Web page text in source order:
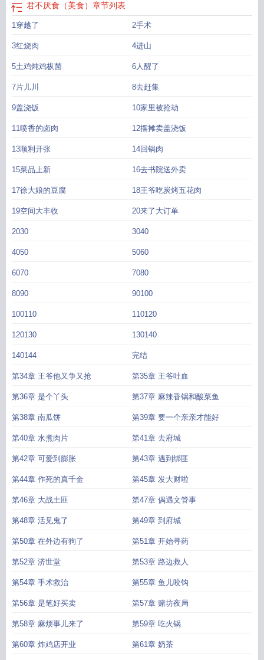
君不厌食（美食） 章节列表
1穿越了 2手术
3红烧肉 4进山
5土鸡炖鸡枞菌 6人醒了
7片儿川 8去赶集
9盖浇饭 10家里被抢劫
11喷香的卤肉 12摆摊卖盖浇饭
13顺利开张 14回锅肉
15菜品上新 16去书院送外卖
17徐大娘的豆腐 18王爷吃炭烤五花肉
19空间大丰收 20来了大订单
2030 3040
4050 5060
6070 7080
8090 90100
100110 110120
120130 130140
140144 完结
第34章 王爷他又争又抢 第35章 王爷吐血
第36章 是个丫头 第37章 麻辣香锅和酸菜鱼
第38章 南瓜饼 第39章 要一个亲亲才能好
第40章 水煮肉片 第41章 去府城
第42章 可爱到膨胀 第43章 遇到绑匪
第44章 作死的真千金 第45章 发大财啦
第46章 大战土匪 第47章 偶遇文管事
第48章 活见鬼了 第49章 到府城
第50章 在外边有狗了 第51章 开始寻药
第52章 济世堂 第53章 路边救人
第54章 手术救治 第55章 鱼儿咬钩
第56章 是笔好买卖 第57章 赌坊夜局
第58章 麻烦事儿来了 第59章 吃火锅
第60章 炸鸡店开业 第61章 奶茶